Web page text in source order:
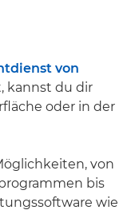
von
kannst du dir
oder in der
von
bis
wie